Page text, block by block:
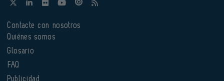
Contacte con nosotros
Quiénes somos
Glosario
FAQ
Publicidad